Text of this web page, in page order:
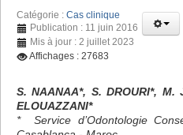
Catégorie : Cas clinique
Publication : 11 juin 2016
Mis à jour : 2 juillet 2023
Affichages : 27683
S. NAANAA*, S. DROURI*, M.
ELOUAZZANI*
* Service d’Odontologie